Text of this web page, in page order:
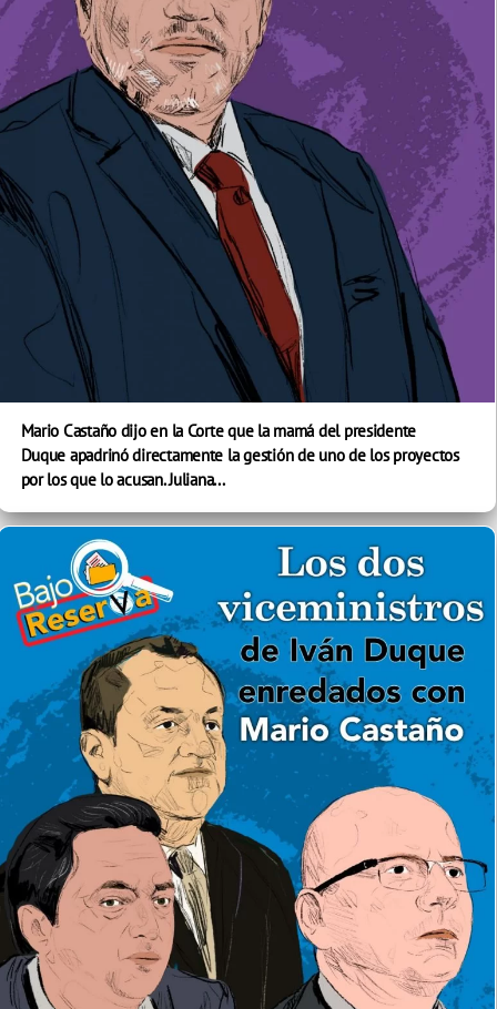
Mario Castaño dijo en la Corte que la mamá del presidente
Duque apadrinó directamente la gestión de uno de los proyectos
por los que lo acusan. Juliana...